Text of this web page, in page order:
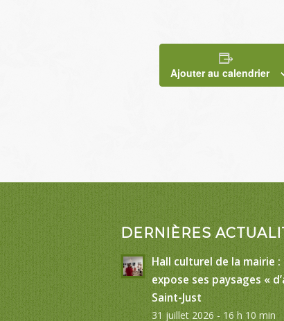
Ajouter au calendrier
DERNIÈRES
Hall culturel de la mairie
expose ses paysages «
Saint-Just
31 juillet 2026 - 16 h 10 min